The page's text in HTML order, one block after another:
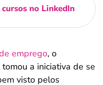
no LinkedIn
emprego, o
a iniciativa de se
visto pelos